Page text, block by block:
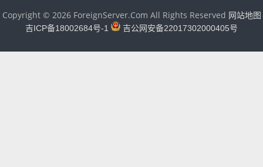
Copyright © 2026 ForeignServer.Com All Rights Reserved 网站地图
吉ICP备18002684号-1
吉公网安备22017302000405号